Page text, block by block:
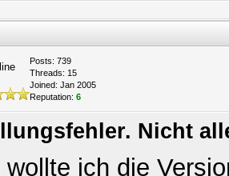
Posts: 739
Threads: 15
Joined: Jan 2005
Reputation: 6
Nicht
wollte ich die